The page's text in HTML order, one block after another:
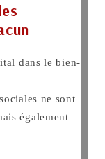
dans le bien-
ne sont
également